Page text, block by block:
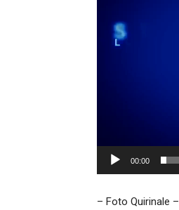
00:00
– Foto Quirinale –